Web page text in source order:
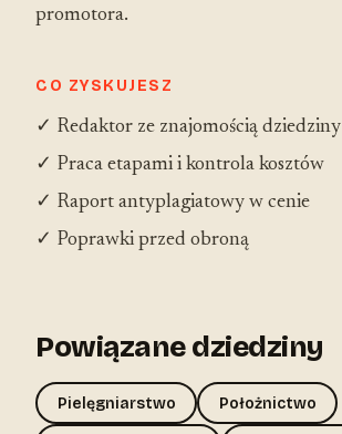
promotora.
CO ZYSKUJESZ
✓ Redaktor ze znajomością dziedziny
✓ Praca etapami i kontrola kosztów
✓ Raport antyplagiatowy w cenie
✓ Poprawki przed obroną
Powiązane dziedziny
Pielęgniarstwo Położnictwo